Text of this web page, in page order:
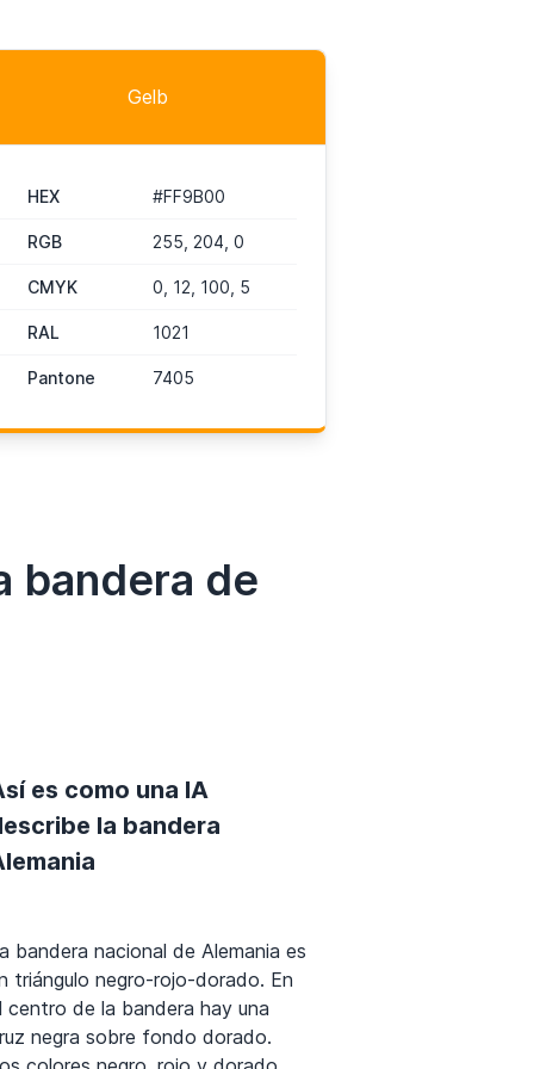
Gelb
HEX #FF9B00
RGB 255, 204, 0
CMYK 0, 12, 100, 5
RAL 1021
Pantone 7405
bandera de
es como una IA
la bandera
bandera nacional de Alemania es
triángulo negro-rojo-dorado. En
centro de la bandera hay una
negra sobre fondo dorado.